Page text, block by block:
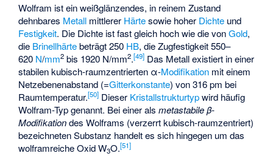
Wolfram ist ein weißglänzendes, in reinem Zustand
dehnbares Metall mittlerer Härtesowie hoher Dichte und
Festigkeit. Die Dichte ist fast gleich hoch wie die vonGold,
die Brinellhärtebeträgt 250 HB, die Zugfestigkeit 550–
620 N/mm2 bis 1920 N/mm2.[49] Das Metall existiert in einer
stabilenkubisch-raumzentrierten α-Modifikation mit einem
Netzebenenabstand (=Gitterkonstante) von 316 pm bei
Raumtemperatur.[50] Dieser Kristallstrukturtypwird häufig
Wolfram-Typ genannt. Bei einer alsmetastabile β-
Modifikationdes Wolframs (verzerrt kubisch-raumzentriert)
bezeichneten Substanz handelt es sich hingegen um das
wolframreiche Oxid W3O.[51]